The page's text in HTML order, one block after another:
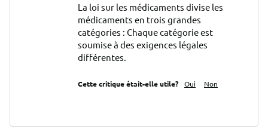
La loi sur les médicaments divise les
médicaments en trois grandes
catégories : Chaque catégorie est
soumise à des exigences légales
différentes.
Cette critique était-elle utile? Oui Non